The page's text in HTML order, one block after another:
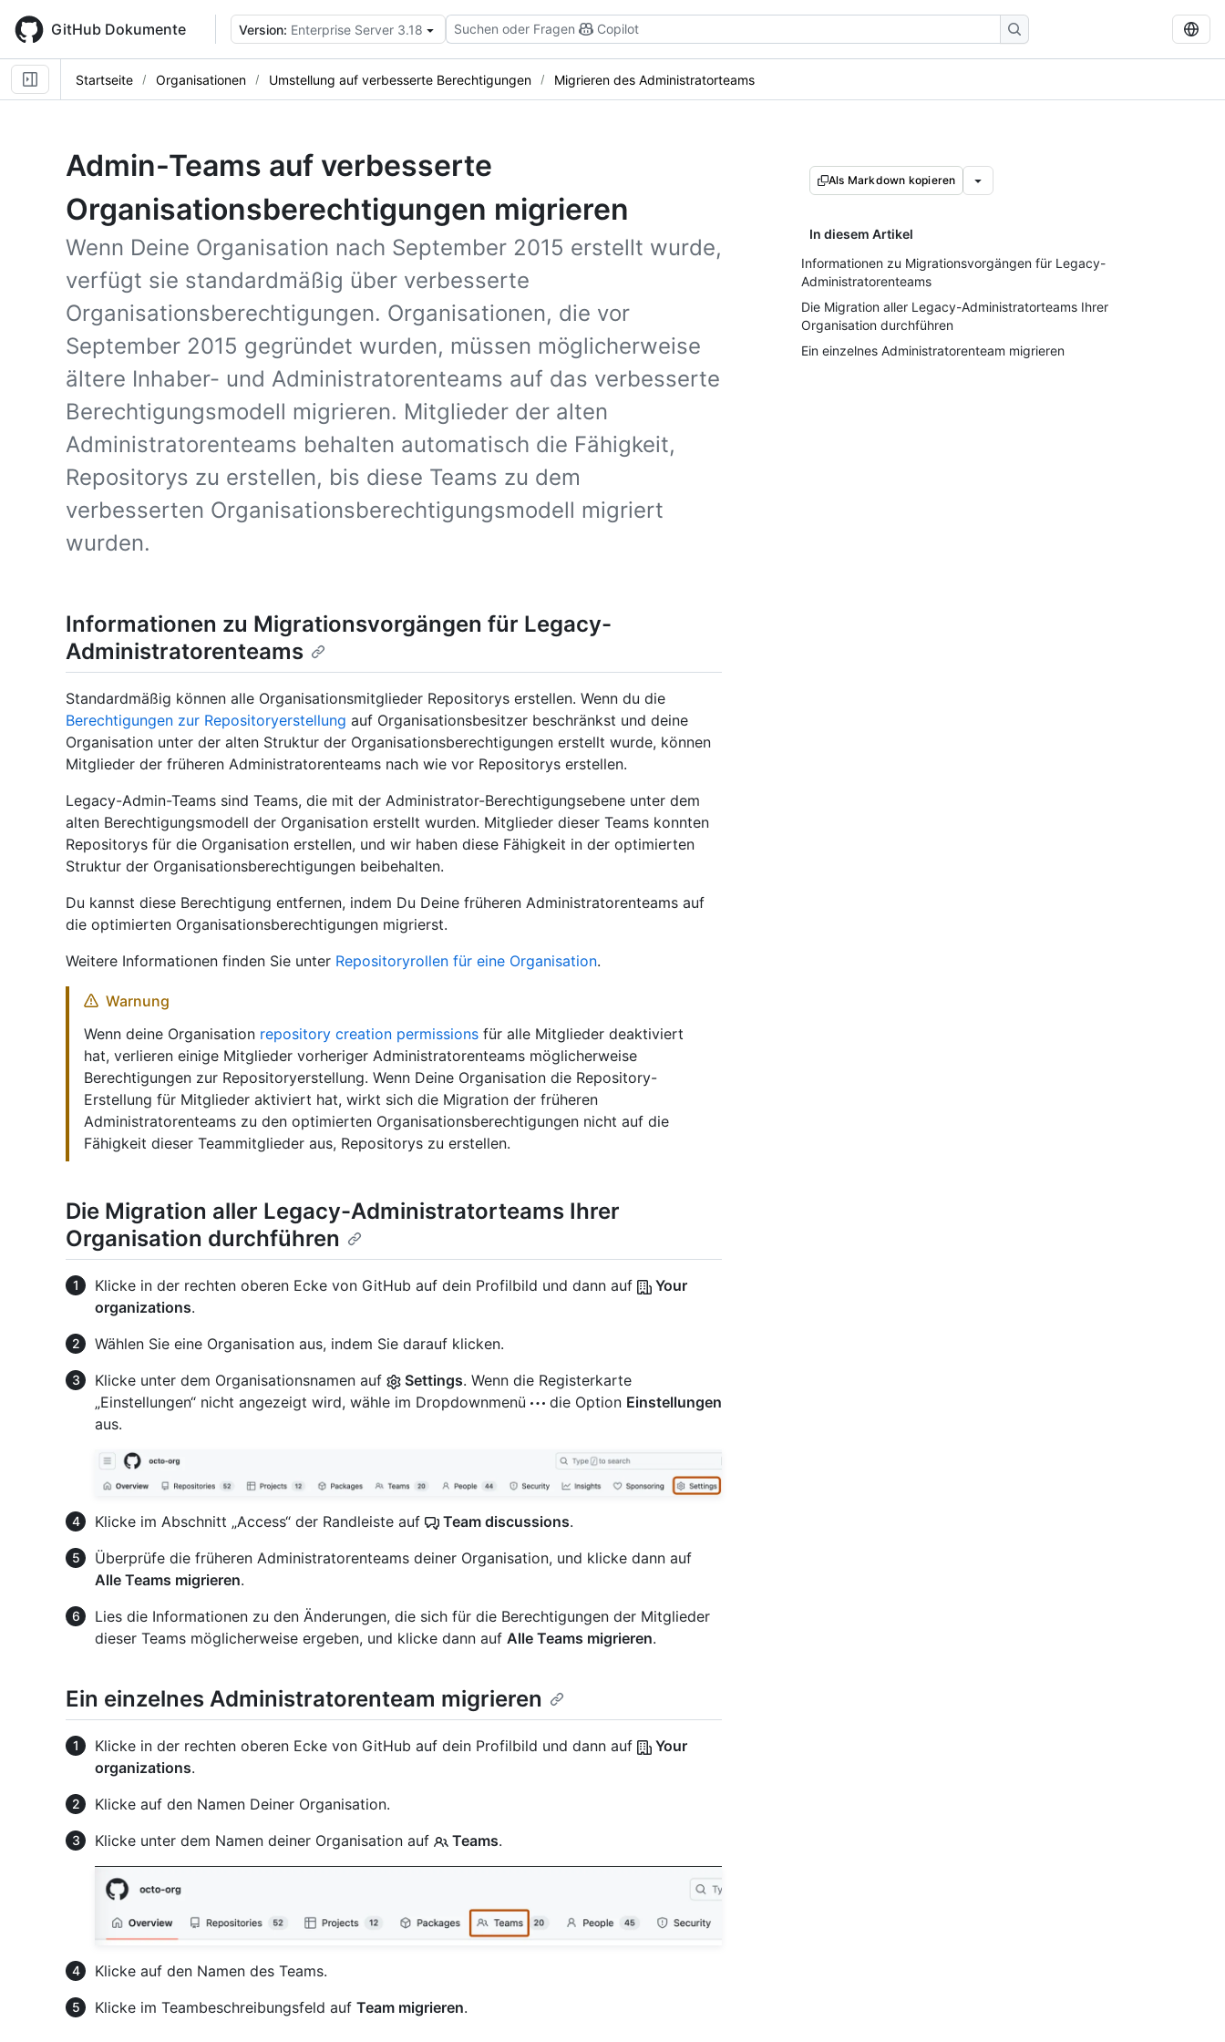
main
content
GitHub Dokumente Version: Enterprise Server 3.18 Suchen oder Fragen Copilot
Startseite Organisationen Umstellung auf verbesserte Berechtigungen Migrieren des Administratorteams
Admin-Teams auf verbesserte
Organisationsberechtigungen migrieren
Wenn Deine Organisation nach September 2015 erstellt wurde,
verfügt sie standardmäßig über verbesserte
Organisationsberechtigungen. Organisationen, die vor
September 2015 gegründet wurden, müssen möglicherweise
ältere Inhaber- und Administratorenteams auf das verbesserte
Berechtigungsmodell migrieren. Mitglieder der alten
Administratorenteams behalten automatisch die Fähigkeit,
Repositorys zu erstellen, bis diese Teams zu dem
verbesserten Organisationsberechtigungsmodell migriert
wurden.
Als Markdown kopieren
In diesem Artikel
Informationen zu Migrationsvorgängen für Legacy-
Administratorenteams
Die Migration aller Legacy-Administratorteams Ihrer
Organisation durchführen
Ein einzelnes Administratorenteam migrieren
Informationen zu Migrationsvorgängen für Legacy-
Administratorenteams
Standardmäßig können alle Organisationsmitglieder Repositorys erstellen. Wenn du die
Berechtigungen zur Repositoryerstellung auf Organisationsbesitzer beschränkst und deine
Organisation unter der alten Struktur der Organisationsberechtigungen erstellt wurde, können
Mitglieder der früheren Administratorenteams nach wie vor Repositorys erstellen.
Legacy-Admin-Teams sind Teams, die mit der Administrator-Berechtigungsebene unter dem
alten Berechtigungsmodell der Organisation erstellt wurden. Mitglieder dieser Teams konnten
Repositorys für die Organisation erstellen, und wir haben diese Fähigkeit in der optimierten
Struktur der Organisationsberechtigungen beibehalten.
Du kannst diese Berechtigung entfernen, indem Du Deine früheren Administratorenteams auf
die optimierten Organisationsberechtigungen migrierst.
Weitere Informationen finden Sie unter Repositoryrollen für eine Organisation.
Warnung
Wenn deine Organisation repository creation permissions für alle Mitglieder deaktiviert
hat, verlieren einige Mitglieder vorheriger Administratorenteams möglicherweise
Berechtigungen zur Repositoryerstellung. Wenn Deine Organisation die Repository-
Erstellung für Mitglieder aktiviert hat, wirkt sich die Migration der früheren
Administratorenteams zu den optimierten Organisationsberechtigungen nicht auf die
Fähigkeit dieser Teammitglieder aus, Repositorys zu erstellen.
Die Migration aller Legacy-Administratorteams Ihrer
Organisation durchführen
Klicke in der rechten oberen Ecke von GitHub auf dein Profilbild und dann auf
Your
organizations.
Wählen Sie eine Organisation aus, indem Sie darauf klicken.
Klicke unter dem Organisationsnamen auf
Settings. Wenn die Registerkarte
„Einstellungen“ nicht angezeigt wird, wähle im Dropdownmenü
die Option Einstellungen
aus.
Klicke im Abschnitt „Access“ der Randleiste auf Team discussions.
Überprüfe die früheren Administratorenteams deiner Organisation, und klicke dann auf
Alle Teams migrieren.
Lies die Informationen zu den Änderungen, die sich für die Berechtigungen der Mitglieder
dieser Teams möglicherweise ergeben, und klicke dann auf Alle Teams migrieren.
Ein einzelnes Administratorenteam migrieren
Klicke in der rechten oberen Ecke von GitHub auf dein Profilbild und dann auf
Your
organizations.
Klicke auf den Namen Deiner Organisation.
Klicke unter dem Namen deiner Organisation auf
Teams.
Klicke auf den Namen des Teams.
Klicke im Teambeschreibungsfeld auf Team migrieren.